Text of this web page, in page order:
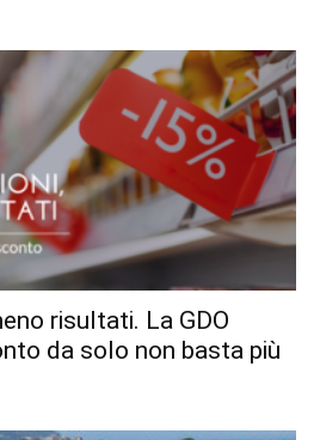
risultati. La GDO
da solo non basta più